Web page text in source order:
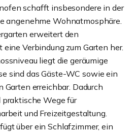
schafft insbesondere in der
angenehme Wohnatmosphäre.
erweitert den
Verbindung zum Garten her.
liegt die geräumige
sind das Gäste-WC sowie ein
Garten erreichbar. Dadurch
praktische Wege für
und Freizeitgestaltung.
über ein Schlafzimmer, ein